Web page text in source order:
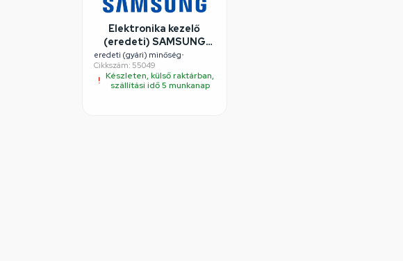
Elektronika kezelő
(eredeti) SAMSUNG
mosógép
eredeti (gyári) minőség•
Cikkszám: 55049
Készleten, külső raktárban,
szállítási idő 5 munkanap